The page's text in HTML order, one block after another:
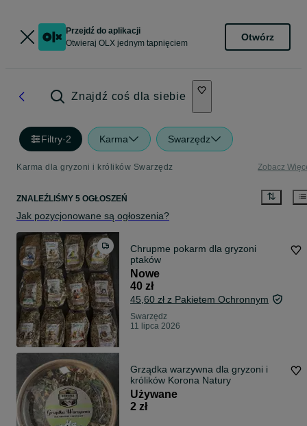
Przejdź do aplikacji
Otwieraj OLX jednym tapnięciem
Otwórz
Znajdź coś dla siebie
Filtry·2 Karma Swarzędz
Karma dla gryzoni i królików Swarzędz Zobacz
ZNALEŹLIŚMY 5 OGŁOSZEŃ
Jak pozycjonowane są ogłoszenia?
Chrupme pokarm dla gryzoni
ptaków
Nowe
40 zł
45,60 zł z Pakietem Ochronnym
Swarzędz
11 lipca 2026
Grządka warzywna dla gryzoni i
królików Korona Natury
Używane
2 zł